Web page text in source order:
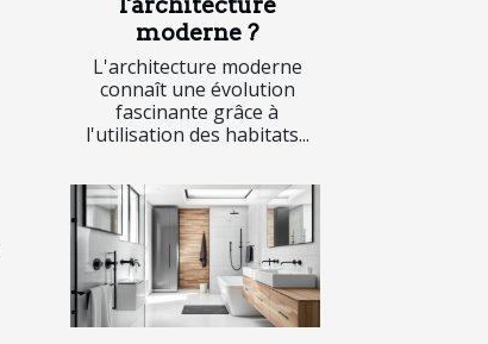
moderne ?
L'architecture moderne
connaît une évolution
fascinante grâce à
l'utilisation des habitats...